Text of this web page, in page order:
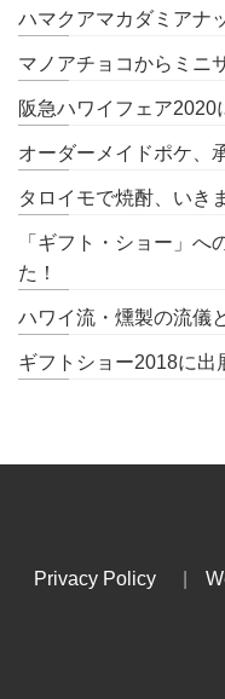
ハマクアマカダミアナ
マノアチョコからミニ
阪急ハワイフェア2020
オーダーメイドポケ、
タロイモで焼酎、いき
「ギフト・ショー」へ
た！
ハワイ流・燻製の流儀
ギフトショー2018に出
Privacy Policy